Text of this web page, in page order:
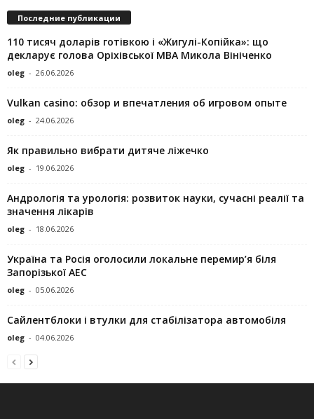
Последние публикации
110 тисяч доларів готівкою і «Жигулі-Копійка»: що
декларує голова Оріхівської МВА Микола Вініченко
oleg - 26.06.2026
Vulkan casino: обзор и впечатления об игровом опыте
oleg - 24.06.2026
Як правильно вибрати дитяче ліжечко
oleg - 19.06.2026
Андрологія та урологія: розвиток науки, сучасні реалії та
значення лікарів
oleg - 18.06.2026
Україна та Росія оголосили локальне перемир’я біля
Запорізької АЕС
oleg - 05.06.2026
Сайлентблоки і втулки для стабілізатора автомобіля
oleg - 04.06.2026